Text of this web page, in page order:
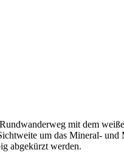
mit dem
um das Mineral- und
abgekürzt werden.